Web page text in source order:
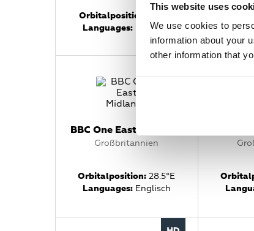
This website uses
We use cookies to
information about your
other information that
Orbitalposition:
Languages:Englisch
BBC One East Midlands
Großbritannien
Orbitalposition: 28.5°E
Languages:Englisch